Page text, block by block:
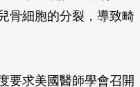
骨細胞的分裂，導致畸
要求美國醫師學會召開